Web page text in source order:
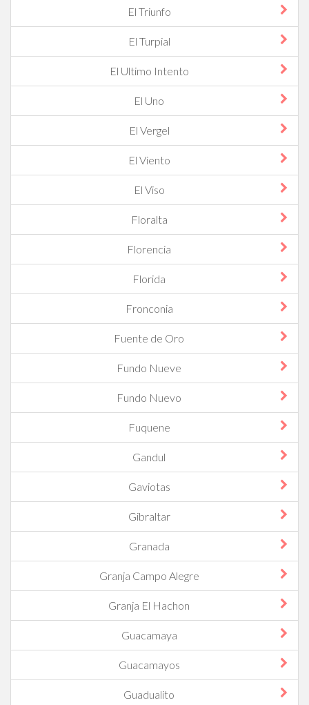
El Triunfo
El Turpial
El Ultimo Intento
El Uno
El Vergel
El Viento
El Viso
Floralta
Florencia
Florida
Fronconia
Fuente de Oro
Fundo Nueve
Fundo Nuevo
Fuquene
Gandul
Gaviotas
Gibraltar
Granada
Granja Campo Alegre
Granja El Hachon
Guacamaya
Guacamayos
Guadualito